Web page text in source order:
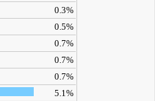
0.3%
0.5%
0.7%
0.7%
0.7%
5.1%